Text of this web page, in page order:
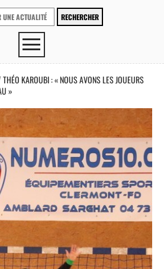
THÉO KAROUBI : « NOUS AVONS LES JOUEURS
»